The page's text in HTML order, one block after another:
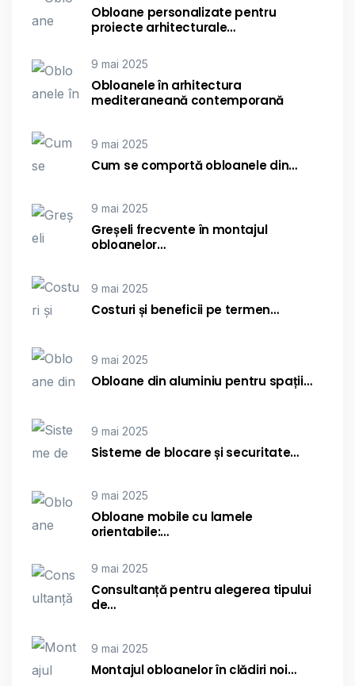
Obloane personalizate pentru
proiecte arhitecturale…
9 mai 2025
Obloanele în arhitectura
mediteraneană contemporană
9 mai 2025
Cum se comportă obloanele din…
9 mai 2025
Greșeli frecvente în montajul
obloanelor…
9 mai 2025
Costuri și beneficii pe termen…
9 mai 2025
Obloane din aluminiu pentru spații…
9 mai 2025
Sisteme de blocare și securitate…
9 mai 2025
Obloane mobile cu lamele
orientabile:…
9 mai 2025
Consultanță pentru alegerea tipului
de…
9 mai 2025
Montajul obloanelor în clădiri noi…